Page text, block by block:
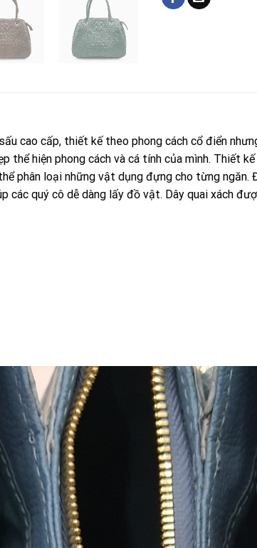
cao cấp, thiết kế theo phong cách cổ điển
thể hiện phong cách và cá tính của mình. Thiết
phân loại những vật dụng đựng cho từng
các quý cô dễ dàng lấy đồ vật. Dây quai xách